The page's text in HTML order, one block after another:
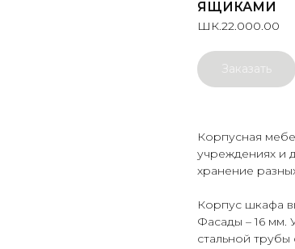
ЯЩИКАМИ
ШК.22.000.00
Заказать
Корпусная
учреждениях и
хранение
Корпус шкафа
Фасады – 16 мм.
стальной